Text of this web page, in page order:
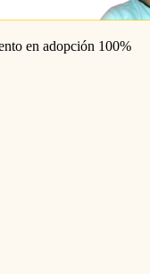
en adopción 100%